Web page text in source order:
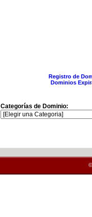
Registro de
Dominios
Categorías de Dominio: